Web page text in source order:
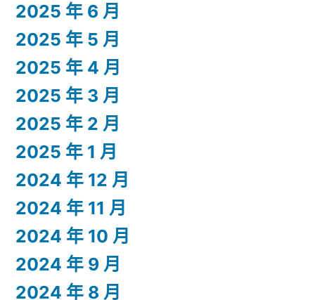
2025 年 6 月
2025 年 5 月
2025 年 4 月
2025 年 3 月
2025 年 2 月
2025 年 1 月
2024 年 12 月
2024 年 11 月
2024 年 10 月
2024 年 9 月
2024 年 8 月